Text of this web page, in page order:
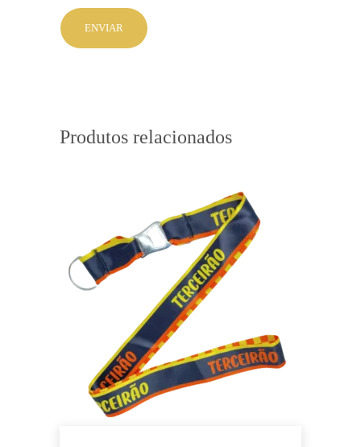
Produtos relacionados